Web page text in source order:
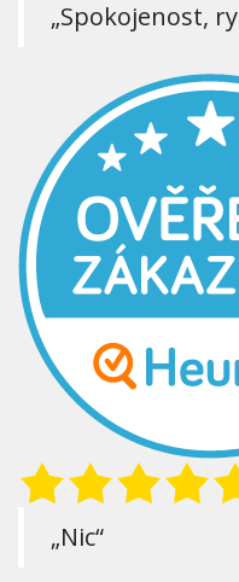
„Spokojenost,
„Nic“